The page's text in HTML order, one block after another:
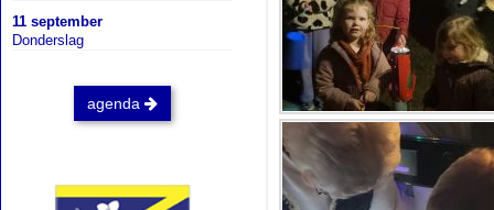
11 september
Donderslag
agenda